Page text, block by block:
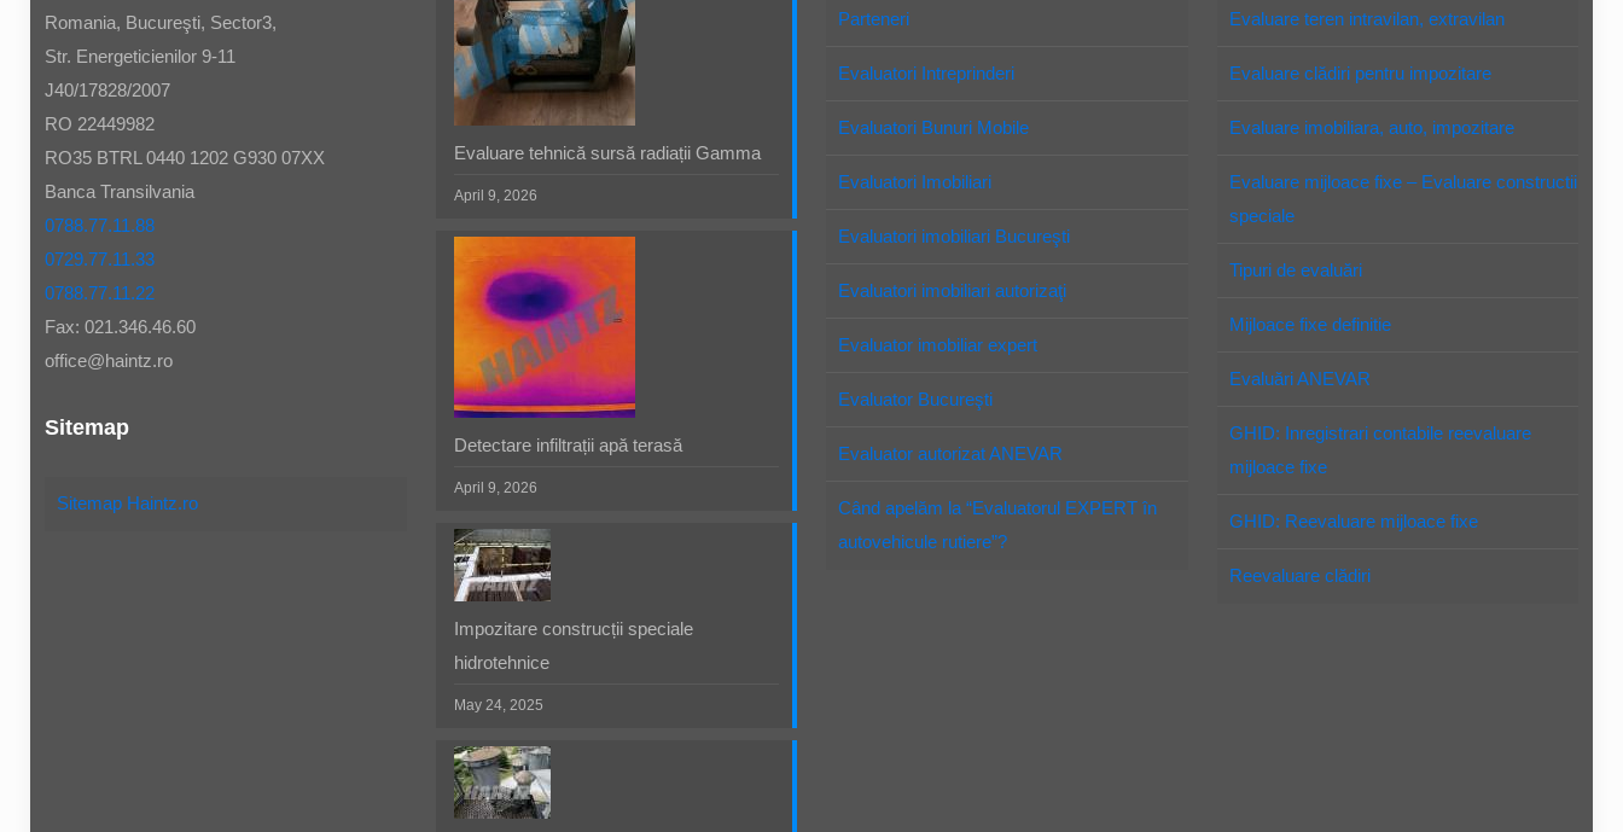
Romania, Bucureşti, Sector3,
Str. Energeticienilor 9-11
J40/17828/2007
RO 22449982
RO35 BTRL 0440 1202 G930 07XX
Banca Transilvania
0788.77.11.88
0729.77.11.33
0788.77.11.22
Fax: 021.346.46.60
office@haintz.ro
Sitemap
Sitemap Haintz.ro
Evaluare tehnică sursă radiații Gamma
April 9, 2026
Detectare infiltrații apă terasă
April 9, 2026
Impozitare construcții speciale
hidrotehnice
May 24, 2025
Parteneri
Evaluatori Intreprinderi
Evaluatori Bunuri Mobile
Evaluatori Imobiliari
Evaluatori imobiliari Bucureşti
Evaluatori imobiliari autorizaţi
Evaluator imobiliar expert
Evaluator Bucureşti
Evaluator autorizat ANEVAR
Când apelăm la “Evaluatorul EXPERT în
autovehicule rutiere”?
Evaluare teren intravilan, extravilan
Evaluare clădiri pentru impozitare
Evaluare imobiliara, auto, impozitare
Evaluare mijloace fixe – Evaluare constructii
speciale
Tipuri de evaluări
Mijloace fixe definitie
Evaluări ANEVAR
GHID: Inregistrari contabile reevaluare
mijloace fixe
GHID: Reevaluare mijloace fixe
Reevaluare clădiri